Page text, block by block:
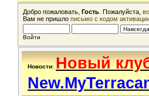
Добро пожаловать, Гость . Пожалуйста,
Вам не пришло письмо с кодом
Войти
Новости: Новый